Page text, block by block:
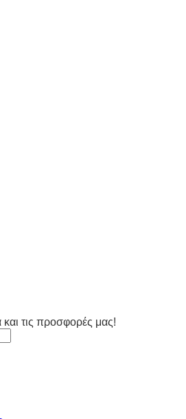
και τις προσφορές μας!